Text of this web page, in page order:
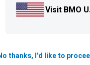
un compteREER
du report d’impôts.
et entreprendre le
Visit BMO
thanks, I'd like to